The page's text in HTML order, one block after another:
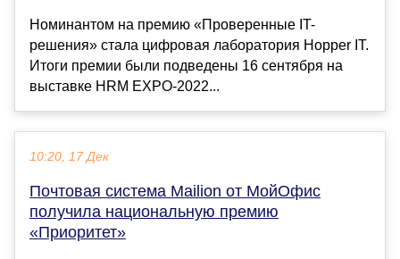
Номинантом на премию «Проверенные IT-
решения» стала цифровая лаборатория Hopper IT.
Итоги премии были подведены 16 сентября на
выставке HRM EXPO-2022...
10:20, 17 Дек
Почтовая система Mailion от МойОфис
получила национальную премию
«Приоритет»